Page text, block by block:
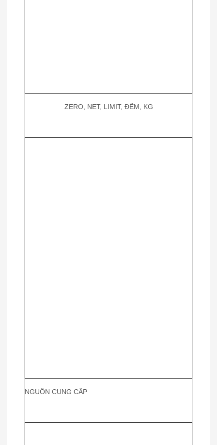
ZERO, NET, LIMIT, ĐẾM, KG
NGUỒN CUNG CẤP